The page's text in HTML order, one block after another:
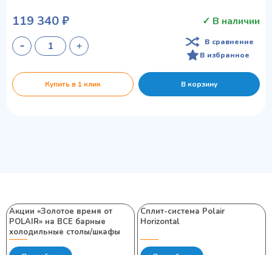
119 340 ₽ ✓ В наличии
В сравнение
В избранное
Купить в 1 клик В корзину
Акции «Золотое время от
POLAIR» на ВСЕ барные
холодильные столы/шкафы
Сплит-система Polair
Horizontal